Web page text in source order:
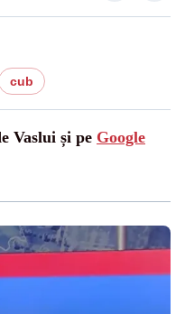
cub
Vaslui și pe Google